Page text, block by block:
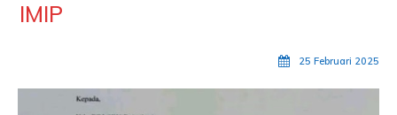
IMIP
25 Februari 2025